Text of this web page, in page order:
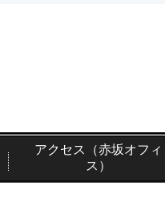
アクセス（赤坂オフィ
ス）